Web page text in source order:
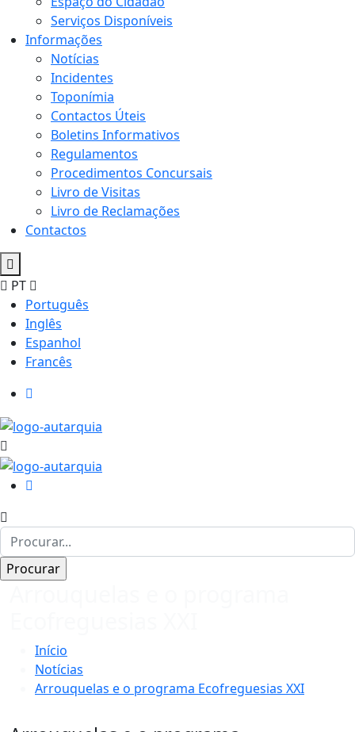
Serviços Disponíveis
Informações
Notícias
Incidentes
Toponímia
Contactos Úteis
Boletins Informativos
Regulamentos
Procedimentos Concursais
Livro de Visitas
Livro de Reclamações
Contactos
PT
Português
Inglês
Espanhol
Francês
Início
Notícias
Arrouquelas e o programa Ecofreguesias XXI